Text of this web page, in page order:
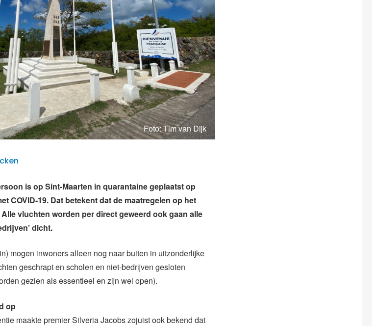
Foto: Tim van Dijk
is op Sint-Maarten in quarantaine geplaatst op
COVID-19. Dat betekent dat de maatregelen op het
vluchten worden per direct geweerd ook gaan alle
dicht.
mogen inwoners alleen nog naar buiten in uitzonderlijke
geschrapt en scholen en niet-bedrijven gesloten
gezien als essentieel en zijn wel open).
op
maakte premier Silveria Jacobs zojuist ook bekend dat